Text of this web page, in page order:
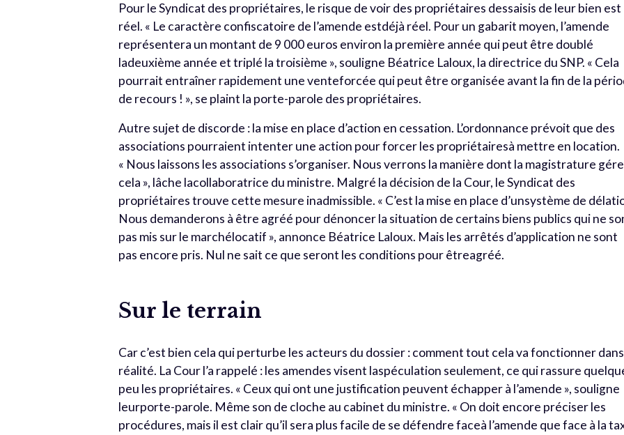
Pour le Syndicat des propriétaires, le risque de voir des propriétaires dessaisis de leur bien est
réel. « Le caractère confiscatoire de l’amende estdéjà réel. Pour un gabarit moyen, l’amende
représentera un montant de 9 000 euros environ la première année qui peut être doublé
ladeuxième année et triplé la troisième », souligne Béatrice Laloux, la directrice du SNP. « Cela
pourrait entraîner rapidement une venteforcée qui peut être organisée avant la fin de la
de recours ! », se plaint la porte-parole des propriétaires.
Autre sujet de discorde : la mise en place d’action en cessation. L’ordonnance prévoit que des
associations pourraient intenter une action pour forcer les propriétairesà mettre en location.
« Nous laissons les associations s’organiser. Nous verrons la manière dont la magistrature
cela », lâche lacollaboratrice du ministre. Malgré la décision de la Cour, le Syndicat des
propriétaires trouve cette mesure inadmissible. « C’est la mise en place d’unsystème de
Nous demanderons à être agréé pour dénoncer la situation de certains biens publics qui ne
pas mis sur le marchélocatif », annonce Béatrice Laloux. Mais les arrêtés d’application ne sont
pas encore pris. Nul ne sait ce que seront les conditions pour êtreagréé.
Sur le terrain
Car c’est bien cela qui perturbe les acteurs du dossier : comment tout cela va fonctionner
réalité. La Cour l’a rappelé : les amendes visent laspéculation seulement, ce qui rassure
peu les propriétaires. « Ceux qui ont une justification peuvent échapper à l’amende », souligne
leurporte-parole. Même son de cloche au cabinet du ministre. « On doit encore préciser les
procédures, mais il est clair qu’il sera plus facile de se défendre faceà l’amende que face à la